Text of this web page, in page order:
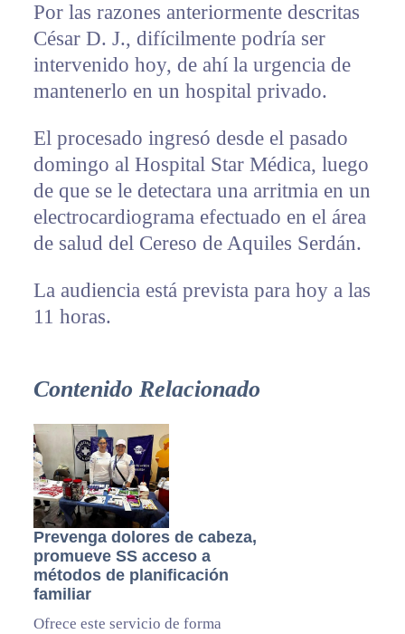
Por las razones anteriormente descritas
César D. J., difícilmente podría ser
intervenido hoy, de ahí la urgencia de
mantenerlo en un hospital privado.
El procesado ingresó desde el pasado
domingo al Hospital Star Médica, luego
de que se le detectara una arritmia en un
electrocardiograma efectuado en el área
de salud del Cereso de Aquiles Serdán.
La audiencia está prevista para hoy a las
11 horas.
Contenido Relacionado
Prevenga dolores de cabeza,
promueve SS acceso a
métodos de planificación
familiar
Ofrece este servicio de forma